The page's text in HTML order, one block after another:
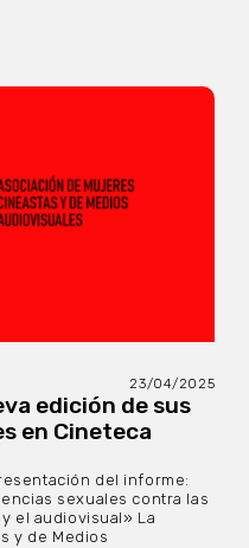
23/04/2025
edición de sus
en Cineteca
del informe:
sexuales contra las
el audiovisual» La
y de Medios